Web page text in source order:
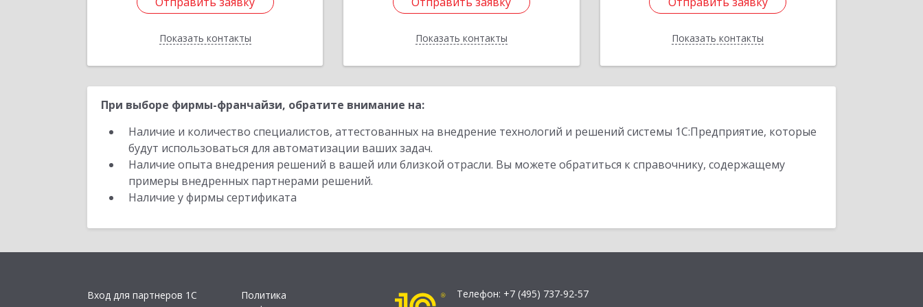
Показать контакты
Назад Показать контакты
Назад Показать контакты
Назад
При выборе фирмы-франчайзи, обратите внимание на:
Наличие и количество специалистов, аттестованных на внедрение технологий и решений системы 1С:Предприятие, которые
будут использоваться для автоматизации ваших задач.
Наличие опыта внедрения решений в вашей или близкой отрасли. Вы можете обратиться к справочнику, содержащему
примеры внедренных партнерами решений.
Наличие у фирмы сертификата
Вход для партнеров 1С
Политика
Телефон: +7 (495) 737-92-57